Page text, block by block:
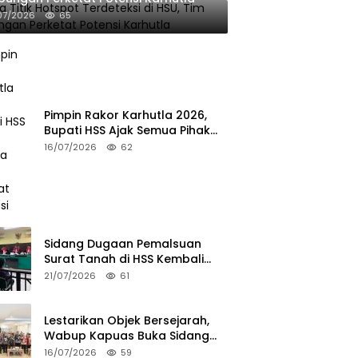
2026 65
Pimpin Rakor Karhutla 2026,
Bupati HSS Ajak Semua Pihak
Perkuat Mitigasi
16/07/2026 62
Sidang Dugaan Pemalsuan
Surat Tanah di HSS Kembali
Bergulir, JPU Hadirkan 3 Saksi
21/07/2026 61
Lestarikan Objek Bersejarah,
Wabup Kapuas Buka Sidang
Penetapan Cagar Budaya
16/07/2026 59